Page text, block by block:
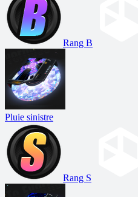
Rang B
Pluie sinistre
Rang S